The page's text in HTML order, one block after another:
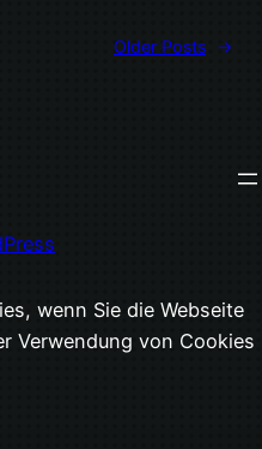
Older Posts →
wenn Sie die Webseite
Verwendung von Cookies